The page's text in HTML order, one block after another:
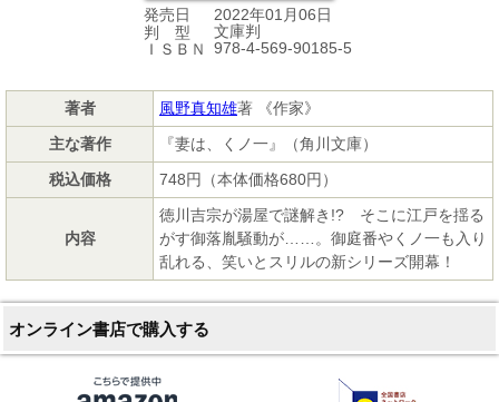
発売日
2022年01月06日
判 型
文庫判
ＩＳＢＮ
978-4-569-90185-5
著者 風野真知雄著 《作家》
主な著作
『妻は、くノ一』（角川文庫）
税込価格
748円（本体価格680円）
内容
徳川吉宗が湯屋で謎解き!? そこに江戸を揺る
がす御落胤騒動が……。御庭番やくノ一も入り
乱れる、笑いとスリルの新シリーズ開幕！
オンライン書店で購入する